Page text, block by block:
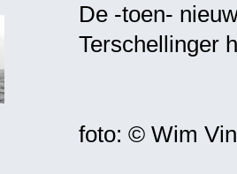
De -toen-
Terschellinger
foto: © Wim